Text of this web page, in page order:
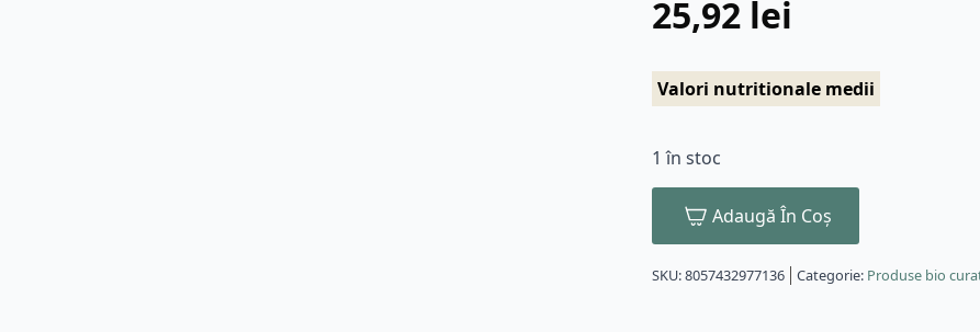
25,92 lei
Valori nutritionale medii
1 în stoc
Adaugă În Coș
SKU:8057432977136 Categorie: Produse bio